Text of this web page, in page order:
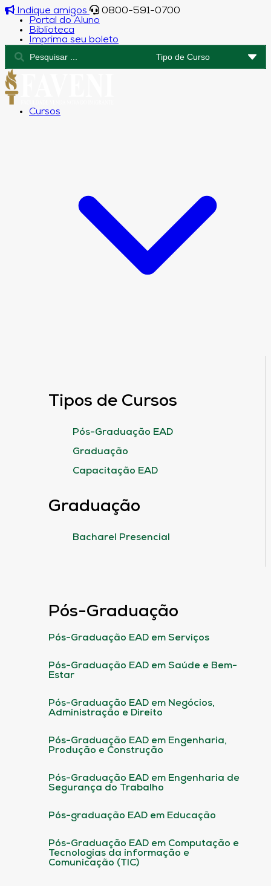
Indique amigos
0800-591-0700
Portal do Aluno
Biblioteca
Imprima seu boleto
Cursos
Tipos de Cursos
Pós-Graduação EAD
Graduação
Capacitação EAD
Graduação
Bacharel Presencial
Pós-Graduação
Pós-Graduação EAD em Serviços
Pós-Graduação EAD em Saúde e Bem-
Estar
Pós-Graduação EAD em Negócios,
Administração e Direito
Pós-Graduação EAD em Engenharia,
Produção e Construção
Pós-Graduação EAD em Engenharia de
Segurança do Trabalho
Pós-graduação EAD em Educação
Pós-Graduação EAD em Computação e
Tecnologias da informação e
Comunicação (TIC)